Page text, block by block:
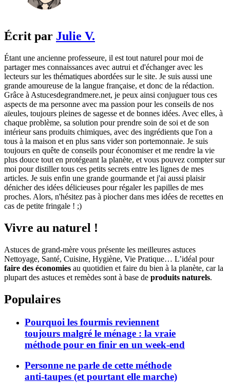
Écrit par Julie V.
Étant une ancienne professeure, il est tout naturel pour moi de
partager mes connaissances avec autrui et d'échanger avec les
lecteurs sur les thématiques abordées sur le site. Je suis aussi une
grande amoureuse de la langue française, et donc de la rédaction.
Grâce à Astucesdegrandmere.net, je peux ainsi conjuguer tous ces
aspects de ma personne avec ma passion pour les conseils de nos
aïeules, toujours pleines de sagesse et de bonnes idées. Avec elles, à
chaque problème, sa solution pour prendre soin de soi et de son
intérieur sans produits chimiques, avec des ingrédients que l'on a
tous à la maison et en plus sans vider son portemonnaie. Je suis
toujours en quête de conseils pour économiser et me rendre la vie
plus douce tout en protégeant la planète, et vous pouvez compter sur
moi pour distiller tous ces petits secrets entre les lignes de mes
articles. Je suis enfin une grande gourmande et j'ai aussi plaisir
dénicher des idées délicieuses pour régaler les papilles de mes
proches. Alors, n'hésitez pas à piocher dans mes idées de recettes en
cas de petite fringale ! ;)
Vivre au naturel !
Astuces de grand-mère vous présente les meilleures astuces
Nettoyage, Santé, Cuisine, Hygiène, Vie Pratique… L’idéal pour
faire des économies au quotidien et faire du bien à la planète, car la
plupart des astuces et remèdes sont à base de produits naturels.
Populaires
Pourquoi les fourmis reviennent
toujours malgré le ménage : la vraie
méthode pour en finir en un week-end
Personne ne parle de cette méthode
anti-taupes (et pourtant elle marche)